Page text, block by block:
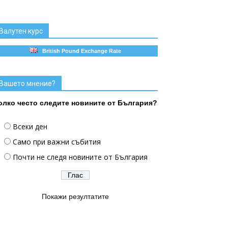
курс
British Pound Exchange Rate
мнение?
често следите новините от България?
Всеки ден
Само при важни събития
Почти не следя новините от България
Покажи резултатите